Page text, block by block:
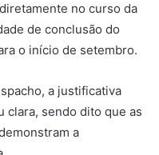
no curso da
de conclusão do
o início de setembro.
a justificativa
clara, sendo dito que as
a